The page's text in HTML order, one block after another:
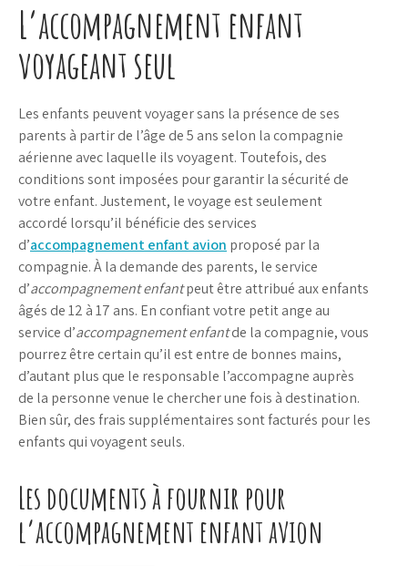
L’accompagnement enfant
voyageant seul
Les enfants peuvent voyager sans la présence de ses
parents à partir de l’âge de 5 ans selon la compagnie
aérienne avec laquelle ils voyagent. Toutefois, des
conditions sont imposées pour garantir la sécurité de
votre enfant. Justement, le voyage est seulement
accordé lorsqu’il bénéficie des services
d’accompagnement enfant avion proposé par la
compagnie. À la demande des parents, le service
d’accompagnement enfantpeut être attribué aux enfants
âgés de 12 à 17 ans. En confiant votre petit ange au
service d’accompagnement enfantde la compagnie, vous
pourrez être certain qu’il est entre de bonnes mains,
d’autant plus que le responsable l’accompagne auprès
de la personne venue le chercher une fois à destination.
Bien sûr, des frais supplémentaires sont facturés pour les
enfants qui voyagent seuls.
Les documents à fournir pour
l’accompagnement enfant avion